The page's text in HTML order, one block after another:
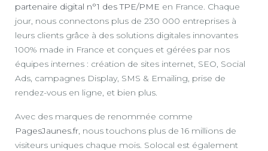
partenaire digital n°1 des TPE/PME en France. Chaque
jour, nous connectons plus de 230 000 entreprises à
leurs clients grâce à des solutions digitales innovantes
100% made in France et conçues et gérées par nos
équipes internes : création de sites internet, SEO, Social
Ads, campagnes Display, SMS & Emailing, prise de
rendez-vous en ligne, et bien plus.
Avec des marques de renommée comme
PagesJaunes.fr, nous touchons plus de 16 millions de
visiteurs uniques chaque mois. Solocal est également